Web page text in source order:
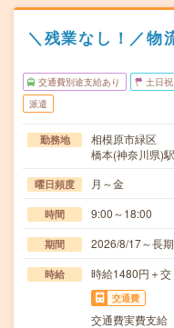
＼残業なし！／物
交通費別途支給あり 土日
派遣
勤務地
相模原市緑区
橋本(神奈川県)
曜日頻度 月～金
時間 9:00～18:00
期間 2026/8/17～長
時給 時給1480円＋交
交通費
交通費実費支給